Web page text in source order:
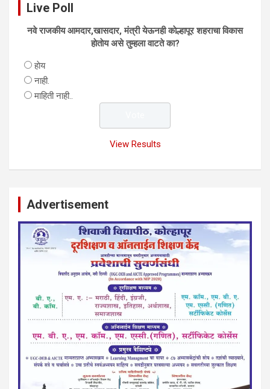
Live Poll
नवे राजकीय आमदार,खासदार, मंत्री येऊनही काेल्हापूर शहराचा विकास
हाेताेय असे तुम्हला वाटते का?
हाेय
नाही.
माहिती नाही..
View Results
Advertisement